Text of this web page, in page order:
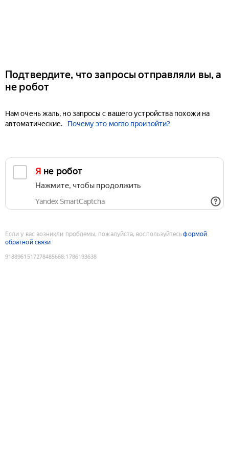
Подтвердите, что запросы отправляли вы, а
не робот
Нам очень жаль, но запросы с вашего устройства похожи на
автоматические.
Почему это могло произойти?
Я не робот
Нажмите, чтобы продолжить
Yandex SmartCaptcha
Если у вас возникли проблемы, пожалуйста, воспользуйтесьформой
обратной связи
9188961517278485668:1786193638